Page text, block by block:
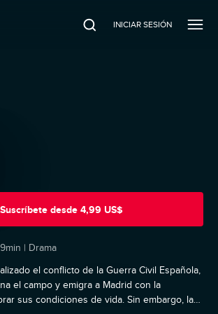
INICIAR SESIÓN
Suscríbete desde 4,99 US$
| Drama
el conflicto de la Guerra Civil Española,
el campo y emigra a Madrid con la
sus condiciones de vida. Sin embargo, la